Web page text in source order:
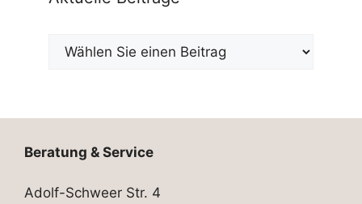
Beratung & Service
Adolf-Schweer Str. 4